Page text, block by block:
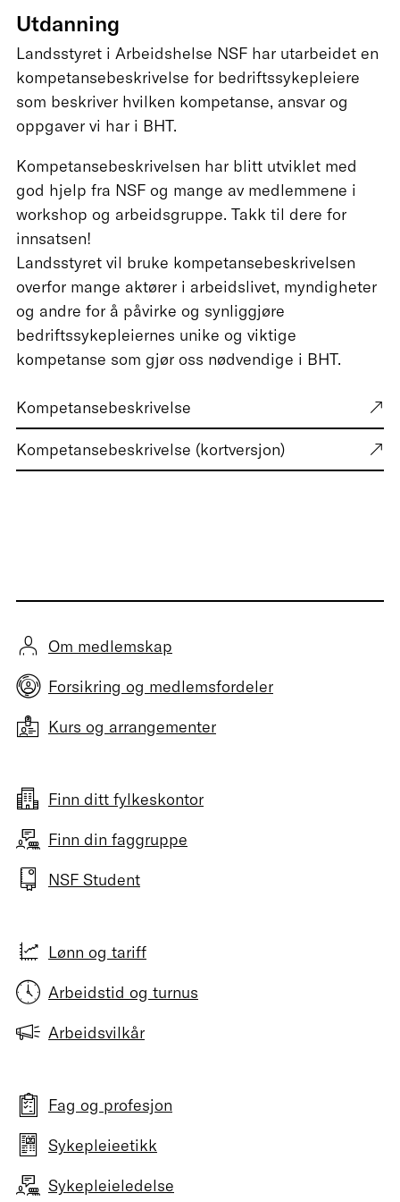
Utdanning
Landsstyret i Arbeidshelse NSF har utarbeidet en
kompetansebeskrivelse for bedriftssykepleiere
som beskriver hvilken kompetanse, ansvar og
oppgaver vi har i BHT.
Kompetansebeskrivelsen har blitt utviklet med
god hjelp fra NSF og mange av medlemmene i
workshop og arbeidsgruppe. Takk til dere for
innsatsen!
Landsstyret vil bruke kompetansebeskrivelsen
overfor mange aktører i arbeidslivet, myndigheter
og andre for å påvirke og synliggjøre
bedriftssykepleiernes unike og viktige
kompetanse som gjør oss nødvendige i BHT.
Kompetansebeskrivelse
Kompetansebeskrivelse (kortversjon)
Om medlemskap
Forsikring og medlemsfordeler
Kurs og arrangementer
Finn ditt fylkeskontor
Finn din faggruppe
NSF Student
Lønn og tariff
Arbeidstid og turnus
Arbeidsvilkår
Fag og profesjon
Sykepleieetikk
Sykepleieledelse